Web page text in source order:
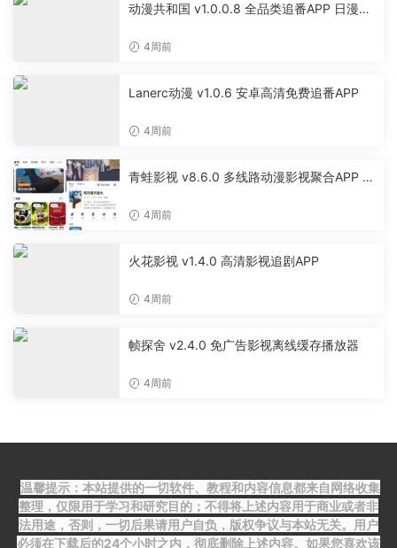
动漫共和国 v1.0.0.8 全品类追番APP 日漫国
4周前
Lanerc动漫 v1.0.6 安卓高清免费追番APP
4周前
青蛙影视 v8.6.0 多线路动漫影视聚合APP 免
4周前
火花影视 v1.4.0 高清影视追剧APP
4周前
帧探舍 v2.4.0 免广告影视离线缓存播放器
4周前
温馨提示：本站提供的一切软件、教程和内容信息都来自网络收集
整理，仅限用于学习和研究目的；不得将上述内容用于商业或者非
法用途，否则，一切后果请用户自负，版权争议与本站无关。用户
必须在下载后的24个小时之内，彻底删除上述内容。如果您喜欢该